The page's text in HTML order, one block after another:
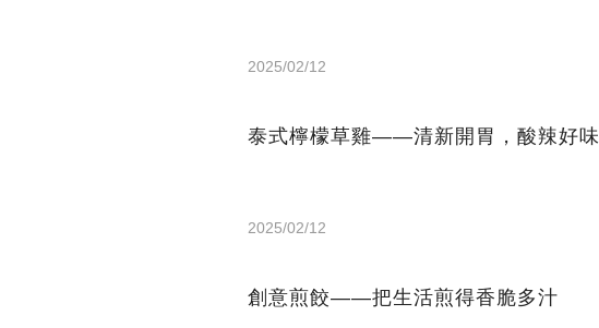
2025/02/12
泰式檸檬草雞——清新開胃，酸辣好味
2025/02/12
創意煎餃——把生活煎得香脆多汁